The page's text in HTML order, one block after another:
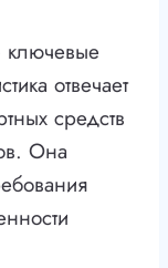
ключевые
отвечает
средств
Она